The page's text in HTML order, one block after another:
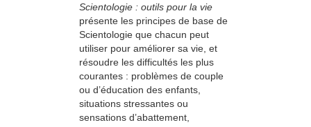
Scientologie : outils pour la vie
présente les principes de base de
Scientologie que chacun peut
utiliser pour améliorer sa vie, et
résoudre les difficultés les plus
courantes : problèmes de couple
ou d’éducation des enfants,
situations stressantes ou
sensations d’abattement,